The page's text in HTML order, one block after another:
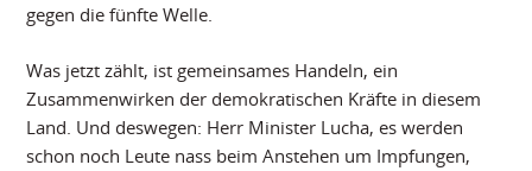
gegen die fünfte Welle.
Was jetzt zählt, ist gemeinsames Handeln, ein
Zusammenwirken der demokratischen Kräfte in diesem
Land. Und deswegen: Herr Minister Lucha, es werden
schon noch Leute nass beim Anstehen um Impfungen,